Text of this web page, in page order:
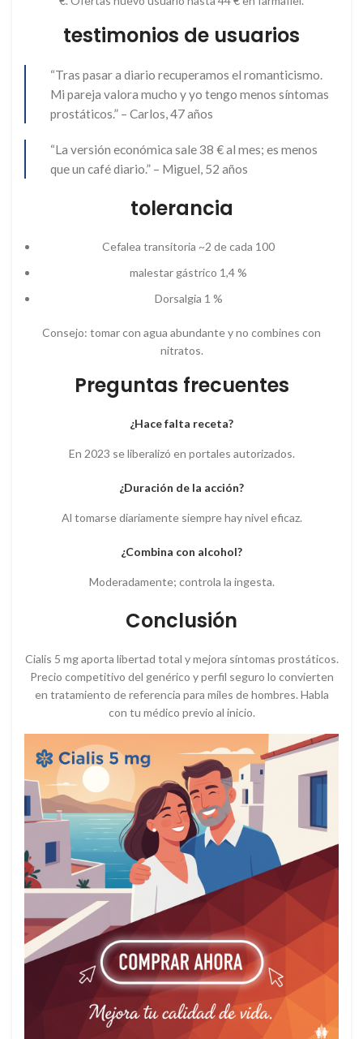
testimonios de usuarios
“Tras pasar a diario recuperamos el romanticismo.
Mi pareja valora mucho y yo tengo menos síntomas
prostáticos.” – Carlos, 47 años
“La versión económica sale 38 € al mes; es menos
que un café diario.” – Miguel, 52 años
tolerancia
Cefalea transitoria ~2 de cada 100
malestar gástrico 1,4 %
Dorsalgia 1 %
Consejo: tomar con agua abundante y no combines con
nitratos.
Preguntas frecuentes
¿Hace falta receta?
En 2023 se liberalizó en portales autorizados.
¿Duración de la acción?
Al tomarse diariamente siempre hay nivel eficaz.
¿Combina con alcohol?
Moderadamente; controla la ingesta.
Conclusión
Cialis 5 mg aporta libertad total y mejora síntomas prostáticos.
Precio competitivo del genérico y perfil seguro lo convierten
en tratamiento de referencia para miles de hombres. Habla
con tu médico previo al inicio.